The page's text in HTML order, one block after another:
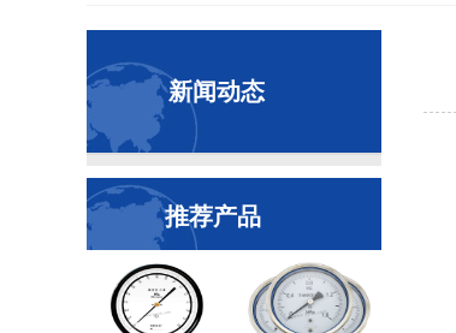
新闻动态
推荐产品